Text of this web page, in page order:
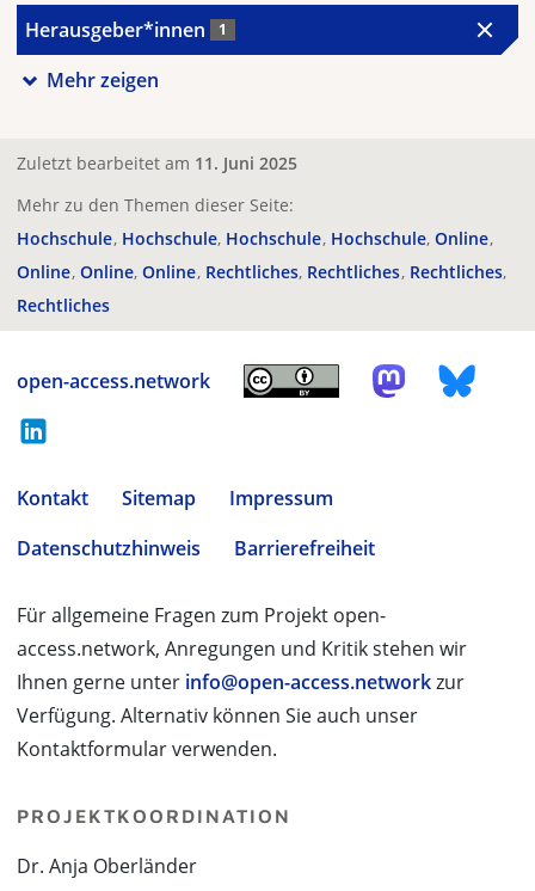
Herausgeber*innen 1
Mehr zeigen
Zuletzt bearbeitet am 11. Juni 2025
Mehr zu den Themen dieser Seite:
Hochschule Hochschule Hochschule Hochschule Online
Online Online Online Rechtliches Rechtliches Rechtliches
Rechtliches
open-access.network
Kontakt Sitemap
Impressum
Datenschutzhinweis
Barrierefreiheit
Für allgemeine Fragen zum Projekt open-
access.network, Anregungen und Kritik stehen wir
Ihnen gerne unter info@open-access.networkzur
Verfügung. Alternativ können Sie auch unser
Kontaktformular verwenden.
PROJEKTKOORDINATION
Dr. Anja Oberländer